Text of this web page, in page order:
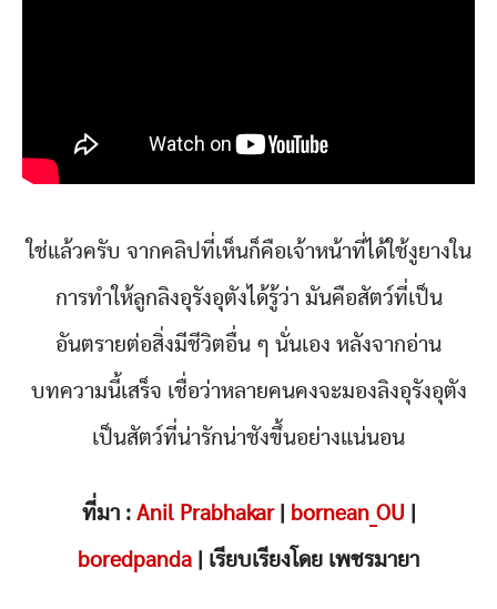
ใช่แล้วครับ จากคลิปที่เห็นก็คือเจ้าหน้าที่ได้ใช้งูยางใน
การทำให้ลูกลิงอุรังอุตังได้รู้ว่า มันคือสัตว์ที่เป็น
อันตรายต่อสิ่งมีชีวิตอื่น ๆ นั่นเอง หลังจากอ่าน
บทความนี้เสร็จ เชื่อว่าหลายคนคงจะมองลิงอุรังอุตัง
เป็นสัตว์ที่น่ารักน่าชังขึ้นอย่างแน่นอน
ที่มา : Anil Prabhakar| bornean_OU
boredpanda | เรียบเรียงโดย เพชรมายา